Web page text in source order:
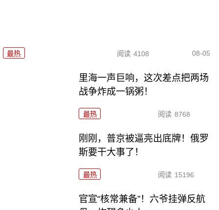
最热 阅读 4108 08-05
里海一声巨响，这次差点把两场
战争炸成一锅粥！
最热 阅读 8768
刚刚，普京被逼亮出底牌！俄罗
斯要干大事了！
最热 阅读 15196
官宣“核常兼备”！六爷挂弹反航